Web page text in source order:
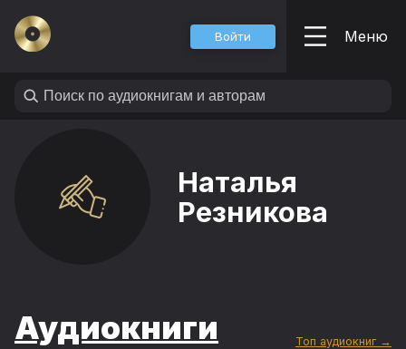
Войти Меню
Наталья
Резникова
Аудиокниги Топ аудиокниг →